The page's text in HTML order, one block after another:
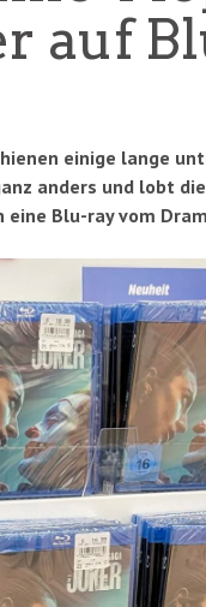
auf
einige lange
anders und lobt
eine Blu-ray vom